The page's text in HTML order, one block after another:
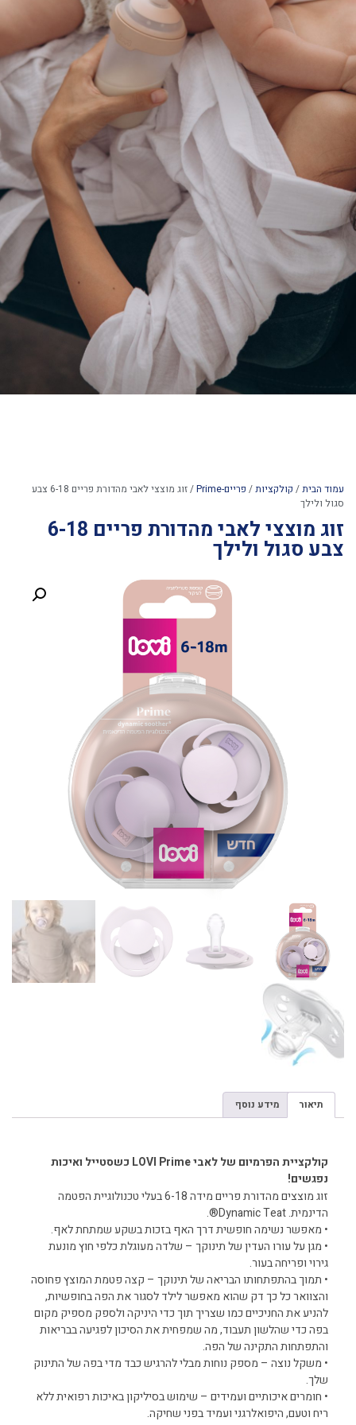
עמוד הבית/ קולקציות/ פריים-Prime
/ זוג מוצצי לאבי מהדורת פריים 6-18 צבע
סגול ולילך
זוג מוצצי לאבי מהדורת פריים 6-18
צבע סגול ולילך
תיאור מידע נוסף
קולקציית הפרמיום של לאבי LOVI Prime כשסטייל ואיכות
נפגשים!
זוג מוצצים מהדורת פריים מידה 6-18 בעלי טכנולוגיית הפטמה
הדינמית. Dynamic Teat®.
• מאפשר נשימה חופשית דרך האף בזכות בשקע שמתחת לאף.
• מגן על עורו העדין של תינוקך – שלדה מעוגלת כלפי חוץ מונעת
גירוי ופריחה בעור.
• תמוך בהתפתחותו הבריאה של תינוקך – קצה פטמת המוצץ פחוסה
והצוואר כל כך דק שהוא מאפשר לילד לסגור את הפה בחופשיות,
להניע את החניכיים כמו שצריך תוך כדי היניקה ולספק מספיק מקום
בפה כדי שהלשון תעבוד, מה שמפחית את הסיכון לפגיעה בבריאות
והתפתחות התקינה של הפה.
• משקל נוצה – מספק נוחות מבלי להרגיש כבד מדי בפה של התינוק
שלך.
• חומרים איכותיים ועמידים – שימוש בסיליקון באיכות רפואית ללא
ריח וטעם, היפואלרגני ועמיד בפני שחיקה.